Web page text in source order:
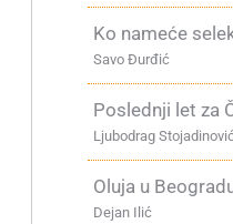
Ko nameće
Savo Đurđić
Poslednji let za
Ljubodrag
Oluja u
Dejan Ilić